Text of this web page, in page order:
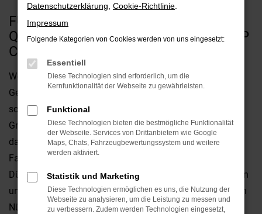
FÜR CLEVERSPARER UND
QUALITÄTSFANS IN NÜRNBERG: JEEP
COMPASS GEBRAUCHTWAGEN
Wenn Sie Ihren Autokauf für Nürnberg allein aus
Gesichtspunkten der Vernunft betrachten, landen Sie
schnell bei einem Jeep Compass Gebrauchtwagen. Der
Grund liegt in der exzellenten Qualität dieses Fahrzeugs,
das bereits seit vielen Jahren gleichermaßen Kritiker wie
Fahrerinnen und Fahrer überzeugt. Wir vom Autohaus
Dünnes sind Experten für Jeep Compass Gebrauchtwagen
und bieten zudem einen Lieferservice direkt zu Ihnen nach
Nürnberg oder in die Umgebung. Die Auswahl ist enorm
Datenschutzerklärung Cookie-Richtlinie
Impressum
Folgende Kategorien von Cookies werden von uns eingesetzt:
Essentiell
Diese Technologien sind erforderlich, um die
Kernfunktionalität der Webseite zu gewährleisten.
Funktional
Diese Technologien bieten die bestmögliche Funktionalität
der Webseite. Services von Drittanbietern wie Google
Maps, Chats, Fahrzeugbewertungssystem und weitere
werden aktiviert.
Statistik und Marketing
Diese Technologien ermöglichen es uns, die Nutzung der
Webseite zu analysieren, um die Leistung zu messen und
zu verbessern. Zudem werden Technologien eingesetzt,